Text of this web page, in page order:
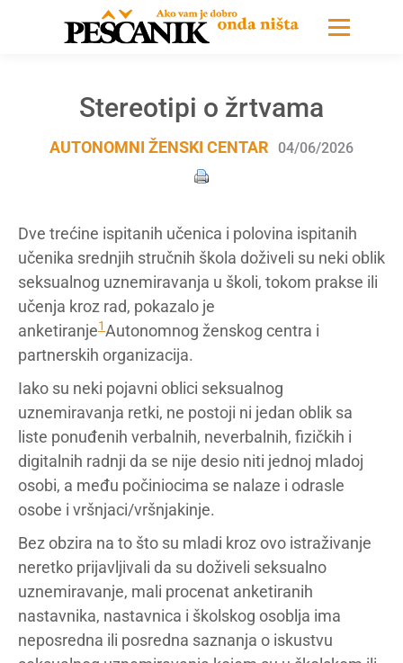
Stereotipi o žrtvama
AUTONOMNI ŽENSKI CENTAR 04/06/2026
Dve trećine ispitanih učenica i polovina ispitanih
učenika srednjih stručnih škola doživeli su neki oblik
seksualnog uznemiravanja u školi, tokom prakse ili
učenja kroz rad, pokazalo je
anketiranje1Autonomnog ženskog centra i
partnerskih organizacija.
Iako su neki pojavni oblici seksualnog
uznemiravanja retki, ne postoji ni jedan oblik sa
liste ponuđenih verbalnih, neverbalnih, fizičkih i
digitalnih radnji da se nije desio niti jednoj mladoj
osobi, a među počiniocima se nalaze i odrasle
osobe i vršnjaci/vršnjakinje.
Bez obzira na to što su mladi kroz ovo istraživanje
neretko prijavljivali da su doživeli seksualno
uznemiravanje, mali procenat anketiranih
nastavnika, nastavnica i školskog osoblja ima
neposredna ili posredna saznanja o iskustvu